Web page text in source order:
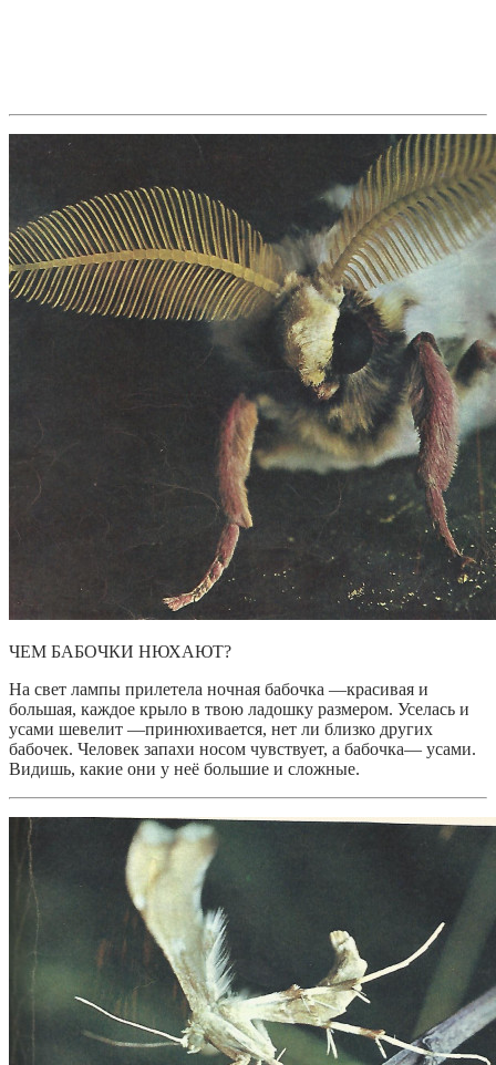
ЧЕМ БАБОЧКИ НЮХАЮТ?
На свет лампы прилетела ночная бабочка —красивая и
большая, каждое крыло в твою ладошку размером. Уселась и
усами шевелит —принюхивается, нет ли близко других
бабочек. Человек запахи носом чувствует, а бабочка— усами.
Видишь, какие они у неё большие и сложные.